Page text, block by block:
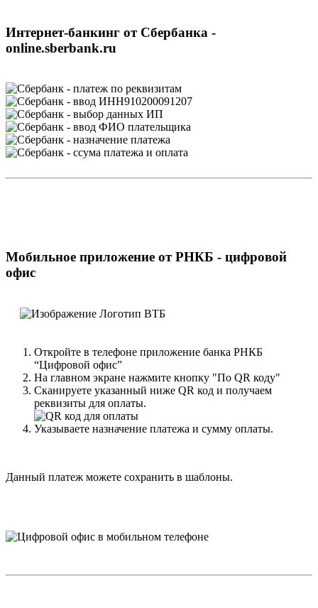
Интернет-банкинг от Сбербанка -
online.sberbank.ru
Мобильное приложение от РНКБ - цифровой
офис
Откройте в телефоне приложение банка РНКБ
“Цифровой офис”
На главном экране нажмите кнопку "По QR коду"
Сканируете указанный ниже QR код и получаем
реквизиты для оплаты.
Указываете назначение платежа и сумму оплаты.
Данный платеж можете сохранить в шаблоны.